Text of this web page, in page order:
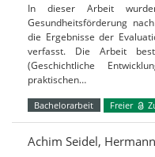
In dieser Arbeit
Gesundheitsförderung
die Ergebnisse der
verfasst. Die Arbeit
(Geschichtliche
praktischen…
Bachelorarbeit Freier
Achim Seidel,